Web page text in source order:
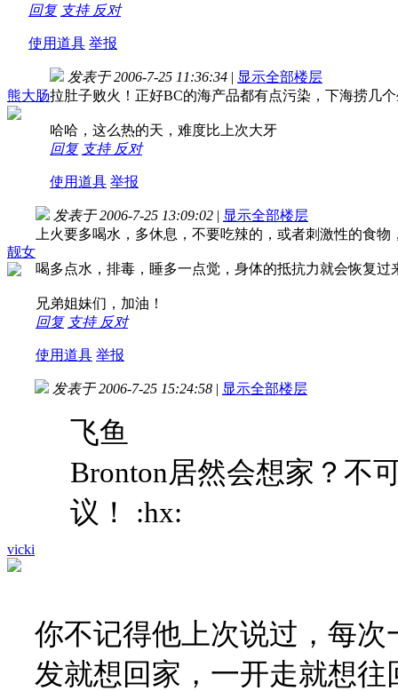
回复 支持 反对
使用道具 举报
熊大肠
发表于 2006-7-25 11:36:34 | 显示全部楼层
拉肚子败火！正好BC的海产品都有点污染，下海捞几
哈哈，这么热的天，难度比上次大牙
回复 支持 反对
使用道具 举报
靓女
发表于 2006-7-25 13:09:02 | 显示全部楼层
上火要多喝水，多休息，不要吃辣的，或者刺激性的食
喝多点水，排毒，睡多一点觉，身体的抵抗力就会恢复过
兄弟姐妹们，加油！
回复 支持 反对
使用道具 举报
vicki
发表于 2006-7-25 15:24:58 | 显示全部楼层
飞鱼
Bronton居然会想家？不
议！ :hx:
你不记得他上次说过，每次
发就想回家，一开走就想往